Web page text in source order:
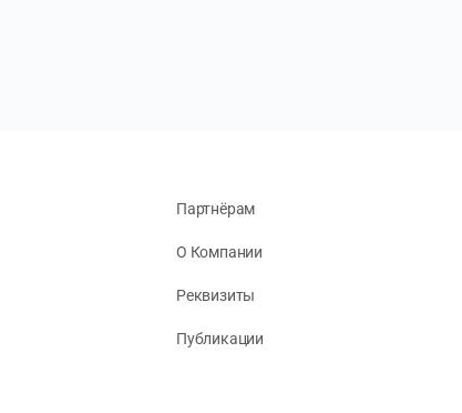
Партнёрам
О Компании
Реквизиты
Публикации